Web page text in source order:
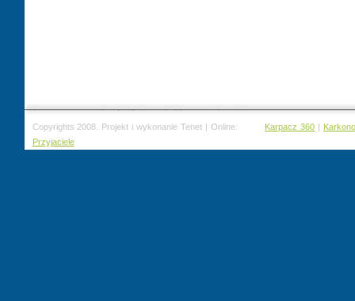
Copyrights 2008. Projekt i wykonanie Tenet | Online: Karpacz 360 |
Przyjaciele